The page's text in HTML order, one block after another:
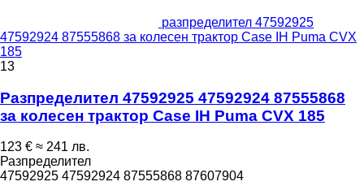
разпределител 47592925
47592924 87555868 за колесен трактор Case IH Puma CVX
185
13
Разпределител 47592925 47592924 87555868
за колесен трактор Case IH Puma CVX 185
123 € ≈ 241 лв.
Разпределител
47592925 47592924 87555868 87607904